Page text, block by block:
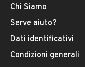
Chi Siamo
Serve aiuto?
Dati identificativi
Condizioni generali